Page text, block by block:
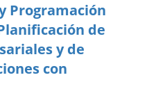
Programación
de
y de
con